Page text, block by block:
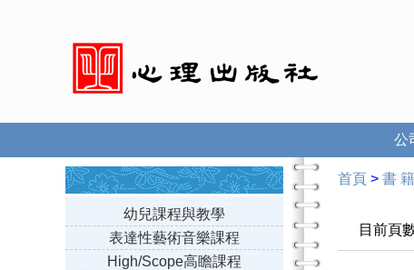
公
幼兒課程與教學
表達性藝術音樂課程
High/Scope高瞻課程
首頁 > 書
目前頁